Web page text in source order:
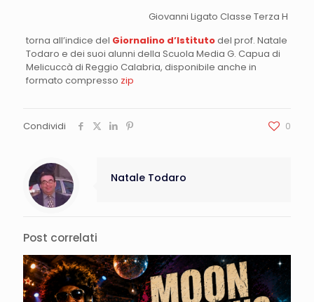
Giovanni Ligato Classe Terza H
torna all’indice del Giornalino d’Istitutodel prof. Natale
Todaro e dei suoi alunni della Scuola Media G. Capua di
Melicuccà di Reggio Calabria, disponibile anche in
formato compresso zip
Condividi 0
Natale Todaro
Post correlati